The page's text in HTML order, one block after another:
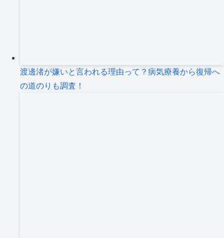
渡邊渚が嫌いと言われる理由って？病気療養から復帰へ
の道のりも調査！